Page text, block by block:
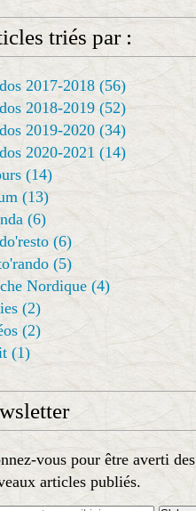
triés par :
2017-2018 (56)
2018-2019 (52)
2019-2020 (34)
2020-2021 (14)
(14)
(13)
(6)
(6)
(5)
Nordique (4)
(2)
(2)
(1)
vous pour être averti des
articles publiés.